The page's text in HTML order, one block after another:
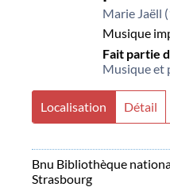
Marie Jaëll
Musique
Fait partie
Musique et
Localisation Détail
Bnu Bibliothèque
Strasbourg